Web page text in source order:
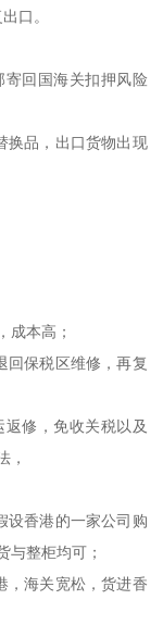
口。
回国海关扣押风险
品，出口货物出现
本高；
保税区维修，再复
修，免收关税以及
，
香港的一家公司购
与整柜均可；
海关宽松，货进香